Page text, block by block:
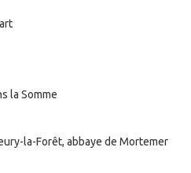
la Somme
la-Forêt, abbaye de Mortemer